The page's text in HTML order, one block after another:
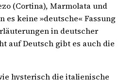
(Cortina), Marmolata und
es keine »deutsche« Fassung
in deutscher
auf Deutsch gibt es auch die
hysterisch die italienische